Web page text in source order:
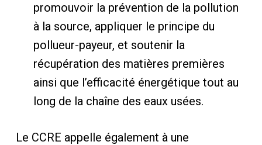
promouvoir la prévention de la pollution
à la source, appliquer le principe du
pollueur-payeur, et soutenir la
récupération des matières premières
ainsi que l’efficacité énergétique tout au
long de la chaîne des eaux usées.
Le CCRE appelle également à une